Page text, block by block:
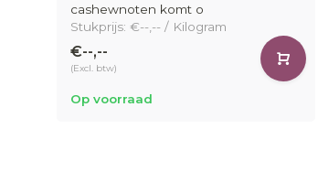
cashewnoten komt o
Stukprijs: €--,-- / Kilogram
€--,--
(Excl. btw)
Op voorraad